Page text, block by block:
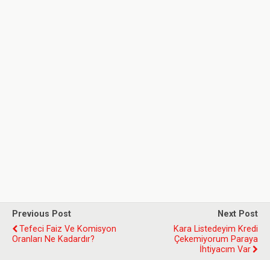
Previous Post
Tefeci Faiz Ve Komisyon
Oranları Ne Kadardır?
Next Post
Kara Listedeyim Kredi
Çekemiyorum Paraya
İhtiyacım Var